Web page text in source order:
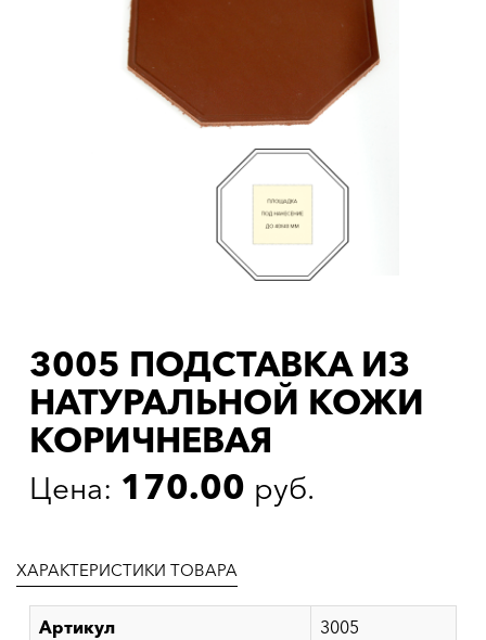
3005 ПОДСТАВКА ИЗ
НАТУРАЛЬНОЙ КОЖИ
КОРИЧНЕВАЯ
Цена: 170.00 руб.
ХАРАКТЕРИСТИКИ ТОВАРА
Артикул
3005